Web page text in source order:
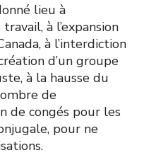
lieu à
à l’expansion
à l’interdiction
d’un groupe
à la hausse du
de
de congés pour les
pour ne